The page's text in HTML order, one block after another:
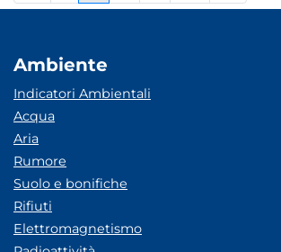
Ambiente
Indicatori Ambientali
Acqua
Aria
Rumore
Suolo e bonifiche
Rifiuti
Elettromagnetismo